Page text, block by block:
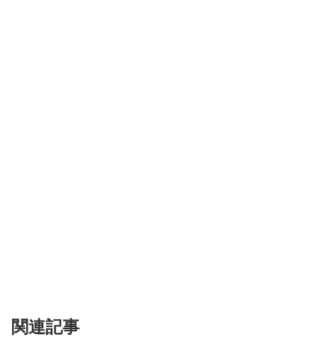
関連記事